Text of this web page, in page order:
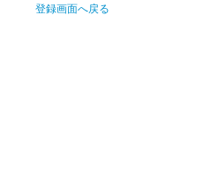
登録画面へ戻る